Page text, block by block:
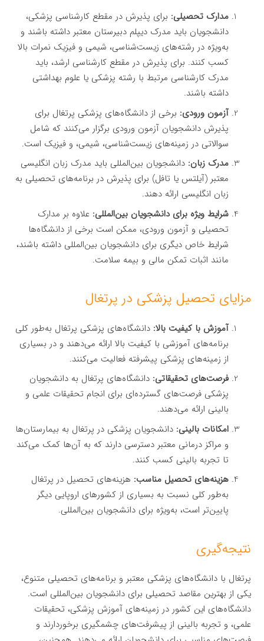
مدارک تحصیلی: برای پذیرش در مقطع کارشناسی پزشکی،
دانشجویان باید مدرک دیپلم دبیرستان معتبر داشته باشند و
به‌ویژه در رشته‌های زیست‌شناسی، شیمی و فیزیک نمرات بالا
کسب کنند. برای پذیرش در مقطع کارشناسی ارشد، باید
مدرک کارشناسی مرتبط با رشته پزشکی یا علوم بهداشتی
داشته باشند.
آزمون ورودی: برخی از دانشگاه‌های پزشکی پرتغال برای
پذیرش دانشجویان آزمون ورودی برگزار می‌کنند که شامل
سوالاتی در زمینه‌های زیست‌شناسی، شیمی، و فیزیک است.
مدرک زبان: دانشجویان بین‌المللی باید مدرک زبان انگلیسی
معتبر (آیلتس یا تافل) برای پذیرش در برنامه‌های تحصیلی به
زبان انگلیسی ارائه دهند.
شرایط ویژه برای دانشجویان بین‌المللی: علاوه بر مدارک
تحصیلی و آزمون ورودی، ممکن است برخی از دانشگاه‌ها
شرایط خاص دیگری برای دانشجویان بین‌المللی داشته باشند،
مانند اثبات تمکن مالی و بیمه سلامت.
مزایای تحصیل پزشکی در پرتغال
آموزش با کیفیت بالا: دانشگاه‌های پزشکی پرتغال به‌طور کلی
برنامه‌های آموزشی با کیفیت بالا ارائه می‌دهند و در بسیاری
از زمینه‌های پزشکی پیشرفته فعالیت می‌کنند.
فرصت‌های تحقیقاتی: دانشگاه‌های پرتغال به دانشجویان
پزشکی فرصت‌های گسترده‌ای برای انجام تحقیقات علمی و
بالینی ارائه می‌دهند.
امکانات بالینی: دانشجویان پزشکی در پرتغال به بیمارستان‌ها
و مراکز درمانی معتبر دسترسی دارند که به آن‌ها کمک می‌کند
تا تجربه بالینی کسب کنند.
هزینه‌های تحصیل مناسب: هزینه‌های تحصیل در پرتغال
به‌طور کلی نسبت به بسیاری از کشورهای اروپایی دیگر
پایین‌تر است، به‌ویژه برای دانشجویان بین‌المللی.
نتیجه‌گیری
پرتغال با دانشگاه‌های پزشکی معتبر و برنامه‌های تحصیلی متنوع،
یکی از بهترین مقاصد تحصیلی برای دانشجویان بین‌المللی است.
دانشگاه‌های این کشور در زمینه‌های آموزش پزشکی، تحقیقات
علمی، و تجربه بالینی از پیشرفت‌های چشمگیری برخوردارند و